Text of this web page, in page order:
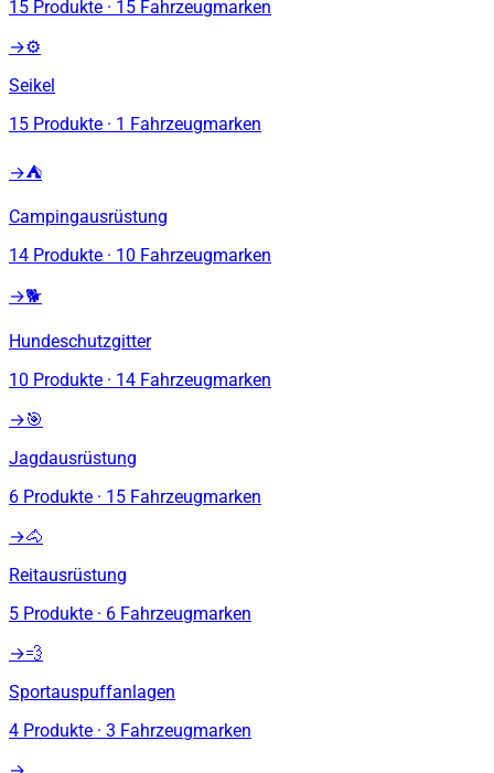
15 Produkte · 15 Fahrzeugmarken
→⚙️
Seikel
15 Produkte · 1 Fahrzeugmarken
→⛺
Campingausrüstung
14 Produkte · 10 Fahrzeugmarken
→🐕
Hundeschutzgitter
10 Produkte · 14 Fahrzeugmarken
→🎯
Jagdausrüstung
6 Produkte · 15 Fahrzeugmarken
→🐴
Reitausrüstung
5 Produkte · 6 Fahrzeugmarken
→💨
Sportauspuffanlagen
4 Produkte · 3 Fahrzeugmarken